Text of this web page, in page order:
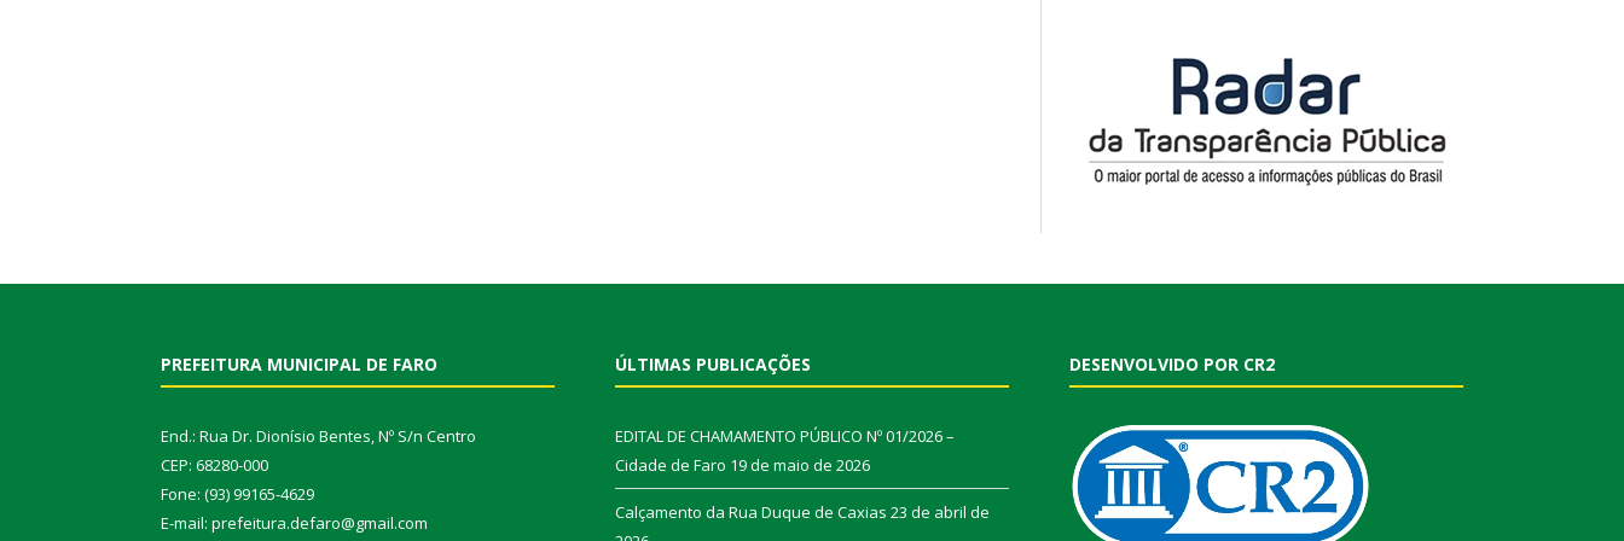
PREFEITURA MUNICIPAL DE FARO
End.: Rua Dr. Dionísio Bentes, Nº S/n Centro
CEP: 68280-000
Fone: (93) 99165-4629
E-mail: prefeitura.defaro@gmail.com
ÚLTIMAS PUBLICAÇÕES
EDITAL DE CHAMAMENTO PÚBLICO Nº 01/2026 –
Cidade de Faro 19 de maio de 2026
Calçamento da Rua Duque de Caxias 23 de abril de
DESENVOLVIDO POR CR2